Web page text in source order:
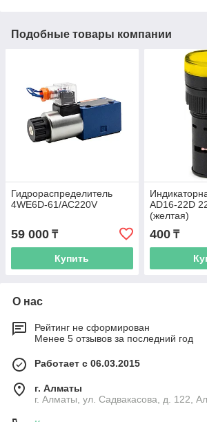
Подобные товары компании
Гидрораспределитель
4WE6D-61/AC220V
59 000 ₸
Купить
AD16-22D
(желтая)
400₸
О нас
Рейтинг не сформирован
Менее 5 отзывов за последний год
Работает с 06.03.2015
г. Алматы
г. Алматы, ул. Садвакасова, д. 122,